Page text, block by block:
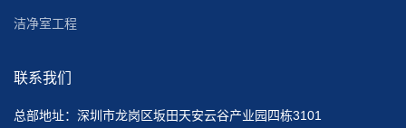
洁净室工程
联系我们
总部地址：深圳市龙岗区坂田天安云谷产业园四栋3101